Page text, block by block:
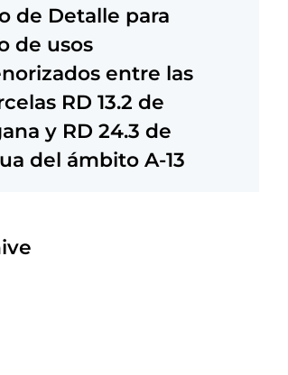
de Detalle para
de usos
entre las
RD 13.2 de
y RD 24.3 de
del ámbito A-13